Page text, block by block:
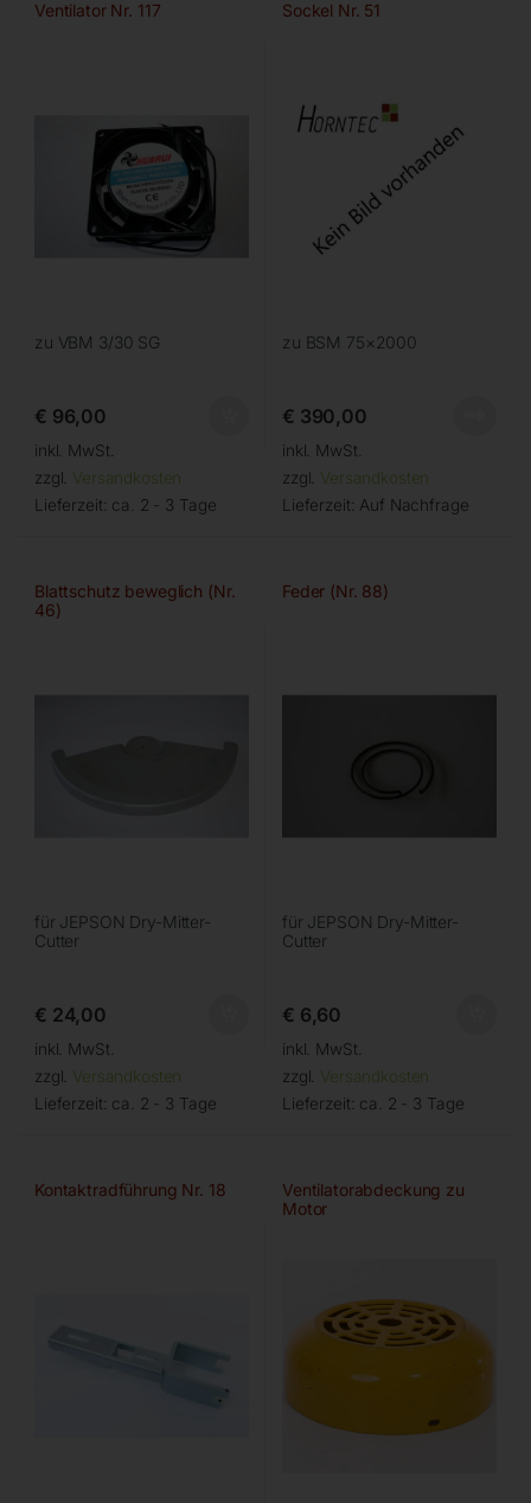
Ventilator Nr. 117
zu VBM 3/30 SG
€ 96,00
inkl. MwSt.
zzgl. Versandkosten
Lieferzeit: ca. 2 - 3 Tage
Sockel Nr. 51
zu BSM 75×2000
€ 390,00
inkl. MwSt.
zzgl. Versandkosten
Lieferzeit: Auf Nachfrage
Blattschutz beweglich (Nr.
46)
für JEPSON Dry-Mitter-
Cutter
€ 24,00
inkl. MwSt.
zzgl. Versandkosten
Lieferzeit: ca. 2 - 3 Tage
Feder (Nr. 88)
für JEPSON Dry-Mitter-
Cutter
€ 6,60
inkl. MwSt.
zzgl. Versandkosten
Lieferzeit: ca. 2 - 3 Tage
Kontaktradführung Nr. 18
Ventilatorabdeckung zu
Motor